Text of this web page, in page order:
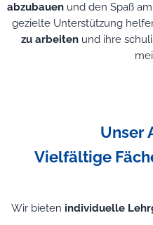
abzubauenund den Spaß
gezielte Unterstützung
zu arbeitenund ihre
Unser
Vielfältige
Wir bieten individuelle